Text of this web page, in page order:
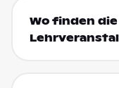
Wo finden die